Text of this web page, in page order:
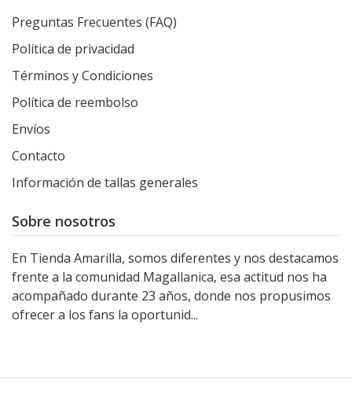
Preguntas Frecuentes (FAQ)
Política de privacidad
Términos y Condiciones
Política de reembolso
Envíos
Contacto
Información de tallas generales
Sobre nosotros
En Tienda Amarilla, somos diferentes y nos destacamos
frente a la comunidad Magallanica, esa actitud nos ha
acompañado durante 23 años, donde nos propusimos
ofrecer a los fans la oportunid...